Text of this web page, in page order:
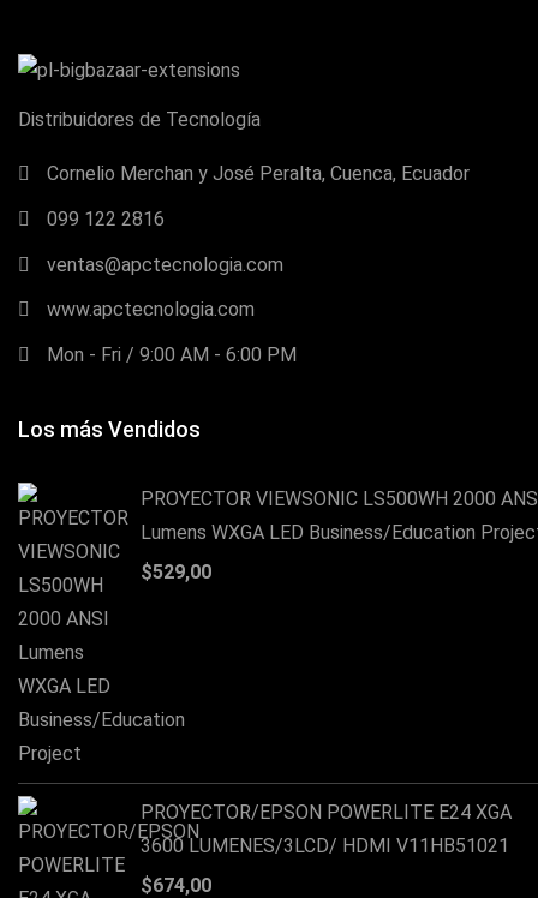
Distribuidores de Tecnología
Cornelio Merchan y José Peralta, Cuenca, Ecuador
099 122 2816
ventas@apctecnologia.com
www.apctecnologia.com
Mon - Fri / 9:00 AM - 6:00 PM
Los más Vendidos
PROYECTOR VIEWSONIC LS500WH 2000
Lumens WXGA LED Business/Education
$529,00
PROYECTOR/EPSON POWERLITE E24 XGA
3600 LUMENES/3LCD/ HDMI V11HB51021
$674,00